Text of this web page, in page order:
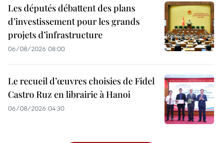
Les députés débattent des plans
d’investissement pour les grands
projets d’infrastructure
06/08/2026 08:00
Le recueil d’œuvres choisies de Fidel
Castro Ruz en librairie à Hanoi
06/08/2026 04:30